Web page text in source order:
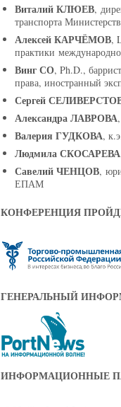
Виталий КЛЮЕВ,
транспорта
Алексей КАРЧЁМОВ,
практики
Винг СО, Ph.D.,
права, иностранный
Сергей
Александра ЛАВРОВА
Валерия ГУДКОВА,
Людмила СКОСАРЕВА
Савелий ЧЕНЦОВ,
ЕПАМ
КОНФЕРЕНЦИЯ
ГЕНЕРАЛЬНЫЙ
ИНФОРМАЦИОННЫЕ